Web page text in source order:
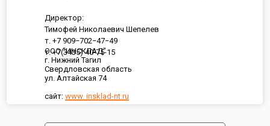
ООО "ИНСКЛАД"
г. Нижний Тагил
Свердловская область
ул. Алтайская 74
сайт: www. insklad-nt.ru
Директор:
Тимофей Николаевич Шепелев
т. +7 909−702−47−49
т. +7(3435) 40-75-15